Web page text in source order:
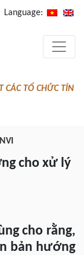
Language:
TỔ CHỨC TÍN
cho xử lý
cho rằng,
bản hướng